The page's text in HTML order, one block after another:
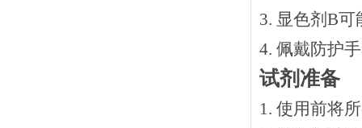
3. 显色剂B
4. 佩戴防护
试剂准备
1. 使用前将